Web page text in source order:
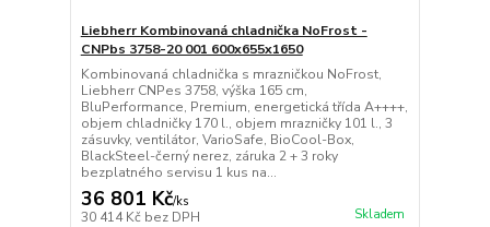
Liebherr Kombinovaná chladnička NoFrost -
CNPbs 3758-20 001 600x655x1650
Kombinovaná chladnička s mrazničkou NoFrost,
Liebherr CNPes 3758, výška 165 cm,
BluPerformance, Premium, energetická třída A++++,
objem chladničky 170 l., objem mrazničky 101 l., 3
zásuvky, ventilátor, VarioSafe, BioCool-Box,
BlackSteel-černý nerez, záruka 2 + 3 roky
bezplatného servisu 1 kus na...
36 801 Kč/ks
30 414 Kč bez DPH Skladem